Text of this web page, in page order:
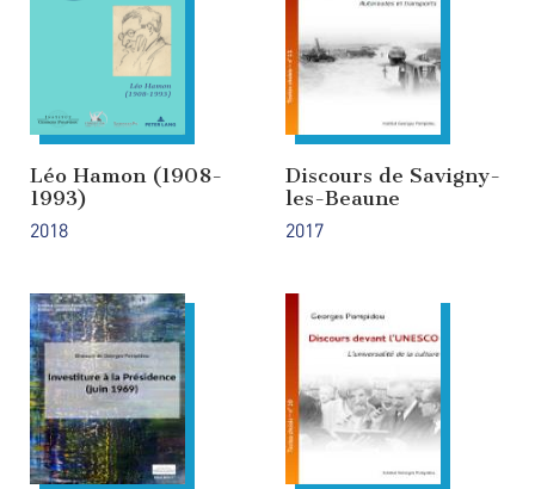
Léo Hamon (1908-
1993)
2018
Discours de Savigny-
les-Beaune
2017